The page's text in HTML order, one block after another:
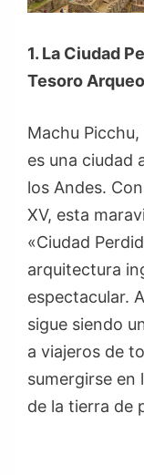
1. La Ciudad
Tesoro
Machu
es una ciudad
los Andes.
XV, esta
«Ciudad
arquitectura
espectacular.
sigue siendo
a viajeros de
sumergirse en
de la tierra de